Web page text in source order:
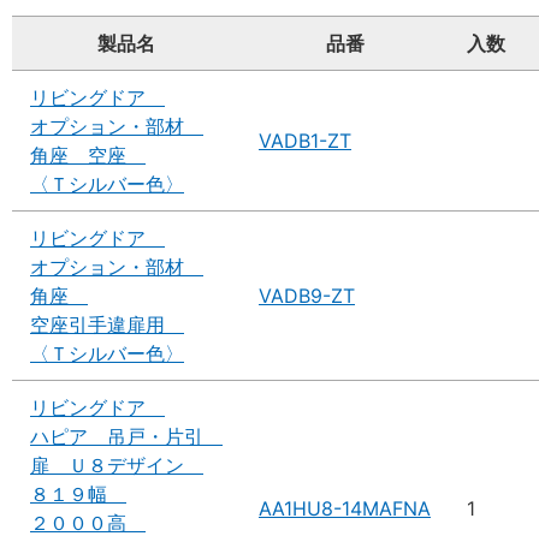
製品名 品番 入数
リビングドア
オプション・部材
角座 空座
〈Ｔシルバー色〉
VADB1-ZT
リビングドア
オプション・部材
角座
空座引手違扉用
〈Ｔシルバー色〉
VADB9-ZT
リビングドア
ハピア 吊戸・片引
扉 Ｕ８デザイン
８１９幅
２０００高
AA1HU8-14MAFNA 1